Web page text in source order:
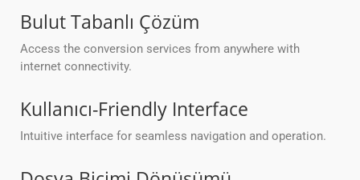
Bulut Tabanlı Çözüm
Access the conversion services from anywhere with
internet connectivity.
Kullanıcı-Friendly Interface
Intuitive interface for seamless navigation and operation.